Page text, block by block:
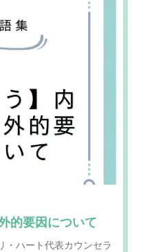
的要因について
・ハート代表カウンセラ